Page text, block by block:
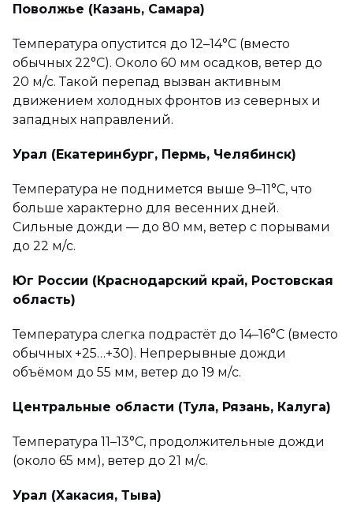
Поволжье (Казань, Самара)
Температура опустится до 12–14°C (вместо
обычных 22°C). Около 60 мм осадков, ветер до
20 м/с. Такой перепад вызван активным
движением холодных фронтов из северных и
западных направлений.
Урал (Екатеринбург, Пермь, Челябинск)
Температура не поднимется выше 9–11°C, что
больше характерно для весенних дней.
Сильные дожди — до 80 мм, ветер с порывами
до 22 м/с.
Юг России (Краснодарский край, Ростовская
область)
Температура слегка подрастёт до 14–16°C (вместо
обычных +25…+30). Непрерывные дожди
объёмом до 55 мм, ветер до 19 м/с.
Центральные области (Тула, Рязань, Калуга)
Температура 11–13°C, продолжительные дожди
(около 65 мм), ветер до 21 м/с.
Урал (Хакасия, Тыва)